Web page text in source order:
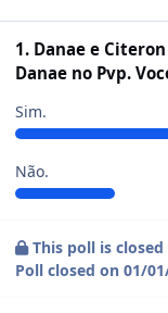
1. Danae e
Danae no Pvp.
Sim.
Não.
This poll is
Poll closed on 01/